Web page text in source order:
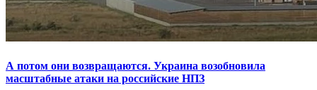
А потом они возвращаются. Украина возобновила
масштабные атаки на российские НПЗ